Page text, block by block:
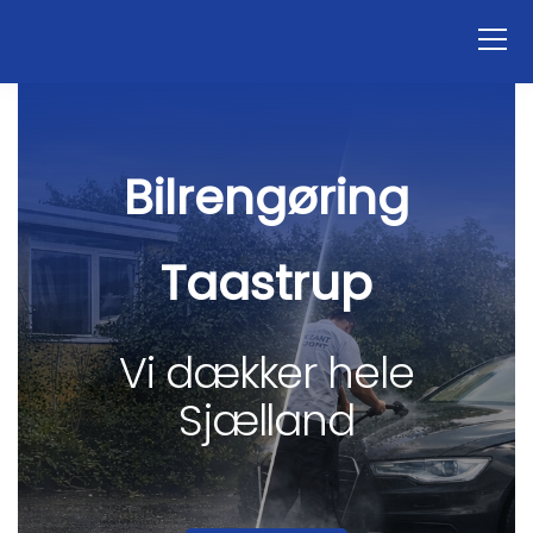
Bilrengøring
Taastrup
Vi dækker hele
Sjælland